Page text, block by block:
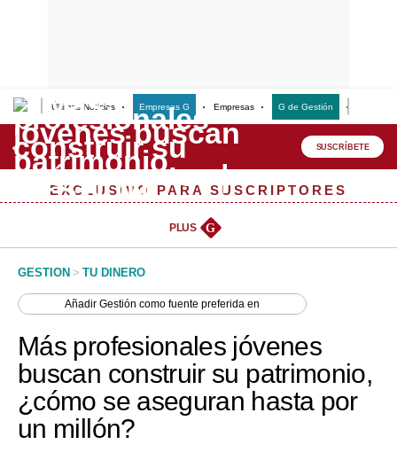
Últimas Noticias Empresas G Empresas G de Gestión
Lo último
Peru Quiosco
Management & Empleo
Perú
Política
Tu Dinero
SUSCRÍBETE
EXCLUSIVO PARA SUSCRIPTORES
PLUS G
GESTION > TU DINERO
AñadirGestión como fuente preferida en
Más profesionales jóvenes
buscan construir su patrimonio,
¿cómo se aseguran hasta por
un millón?